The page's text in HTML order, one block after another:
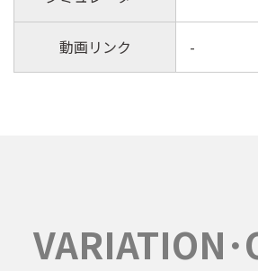
動画リンク -
VARIATION･